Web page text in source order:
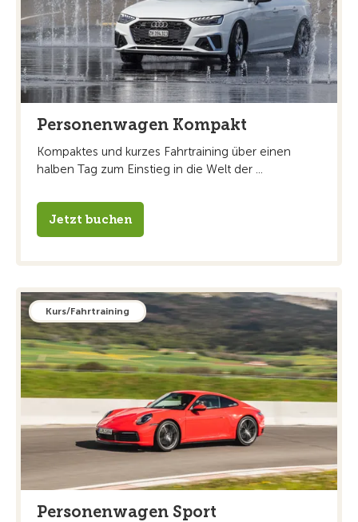
Personenwagen Kompakt
Kompaktes und kurzes Fahrtraining über einen
halben Tag zum Einstieg in die Welt der ...
Jetzt buchen
Kurs/Fahrtraining
Personenwagen Sport